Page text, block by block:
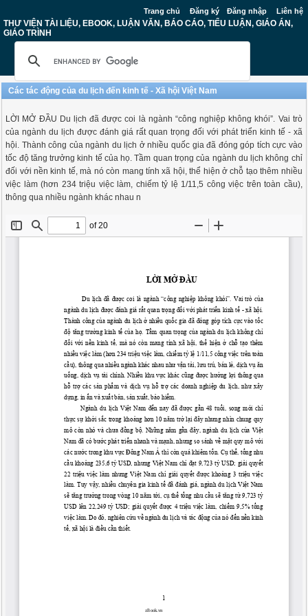
Trang chủ Đăng ký Đăng nhập Liên hệ
THƯ VIỆN TÀI LIỆU, EBOOK, LUẬN VĂN, BÁO CÁO, TIỂU LUẬN, GIÁO ÁN,
GIÁO TRÌNH
Các tác động của du lịch đến kinh tế - Xã hội Việt Nam
LỜI MỞ ĐẦU Du lịch đã được coi là ngành “công nghiệp không khói”. Vai trò
của ngành du lịch được đánh giá rất quan trọng đối với phát triển kinh tế - xã
hội. Thành công của ngành du lịch ở nhiều quốc gia đã đóng góp tích cực vào
tốc độ tăng trưởng kinh tế của họ. Tầm quan trọng của ngành du lịch không chỉ
đối với nền kinh tế, mà nó còn mang tính xã hội, thể hiện ở chỗ tạo thêm nhiều
việc làm (hơn 234 triệu việc làm, chiếm tỷ lệ 1/11,5 công việc trên toàn cầu),
thông qua nhiều ngành khác nhau n